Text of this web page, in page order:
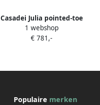
Casadei Julia pointed-toe
ankle boots Bruin
1 webshop
€ 781,-
Populaire merken